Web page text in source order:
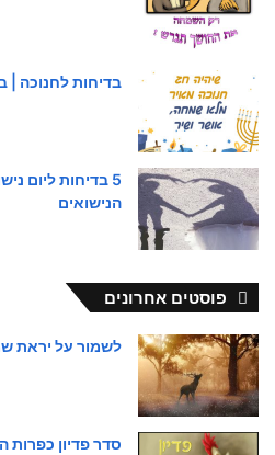
בדיחות לחנוכה |
5 בדיחות ליום
הנישואים
פוסטים אחרונים
לשמור על יראת
סדר פדיון